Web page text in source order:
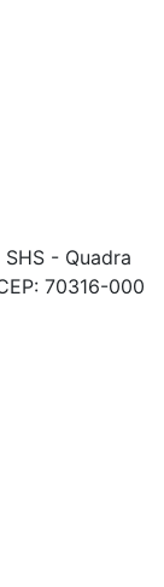
- Quadra
70316-000